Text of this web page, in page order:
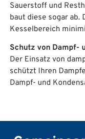
Sauerstoff und
baut diese sogar ab.
Kesselbereich
Schutz von Dampf-
Der Einsatz von
schützt Ihren
Dampf- und